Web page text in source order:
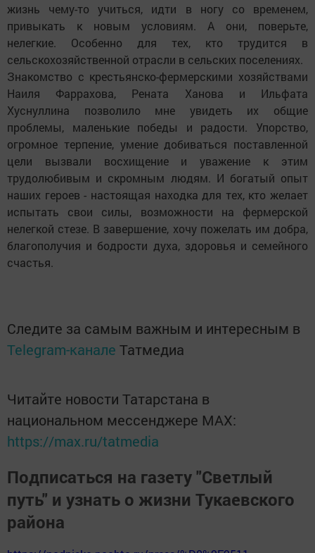
жизнь чему-то учиться, идти в ногу со временем,
привыкать к новым условиям. А они, поверьте,
нелегкие. Особенно для тех, кто трудится в
сельскохозяйственной отрасли в сельских поселениях.
Знакомство с крестьянско-фермерскими хозяйствами
Наиля Фаррахова, Рената Ханова и Ильфата
Хуснуллина позволило мне увидеть их общие
проблемы, маленькие победы и радости. Упорство,
огромное терпение, умение добиваться поставленной
цели вызвали восхищение и уважение к этим
трудолюбивым и скромным людям. И богатый опыт
наших героев - настоящая находка для тех, кто желает
испытать свои силы, возможности на фермерской
нелегкой стезе. В завершение, хочу пожелать им добра,
благополучия и бодрости духа, здоровья и семейного
счастья.
Следите за самым важным и интересным в
Telegram-канале Татмедиа
Читайте новости Татарстана в
национальном мессенджере MАХ:
https://max.ru/tatmedia
Подписаться на газету "Светлый
путь" и узнать о жизни Тукаевского
района